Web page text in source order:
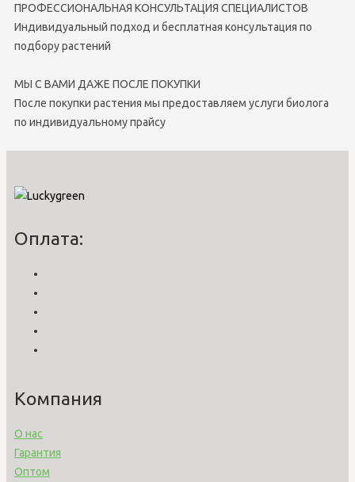
ПРОФЕССИОНАЛЬНАЯ КОНСУЛЬТАЦИЯ СПЕЦИАЛИСТОВ
Индивидуальный подход и бесплатная консультация по
подбору растений
МЫ С ВАМИ ДАЖЕ ПОСЛЕ ПОКУПКИ
После покупки растения мы предоставляем услуги биолога
по индивидуальному прайсу
Оплата:
Компания
О нас
Гарантия
Оптом